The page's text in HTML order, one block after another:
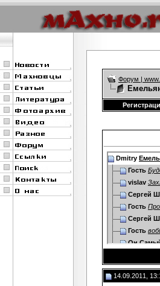
Форум |
Dmitry
Гость
vislav
Сергей
Гость
Сергей
Гость
Он
14.09.2011,